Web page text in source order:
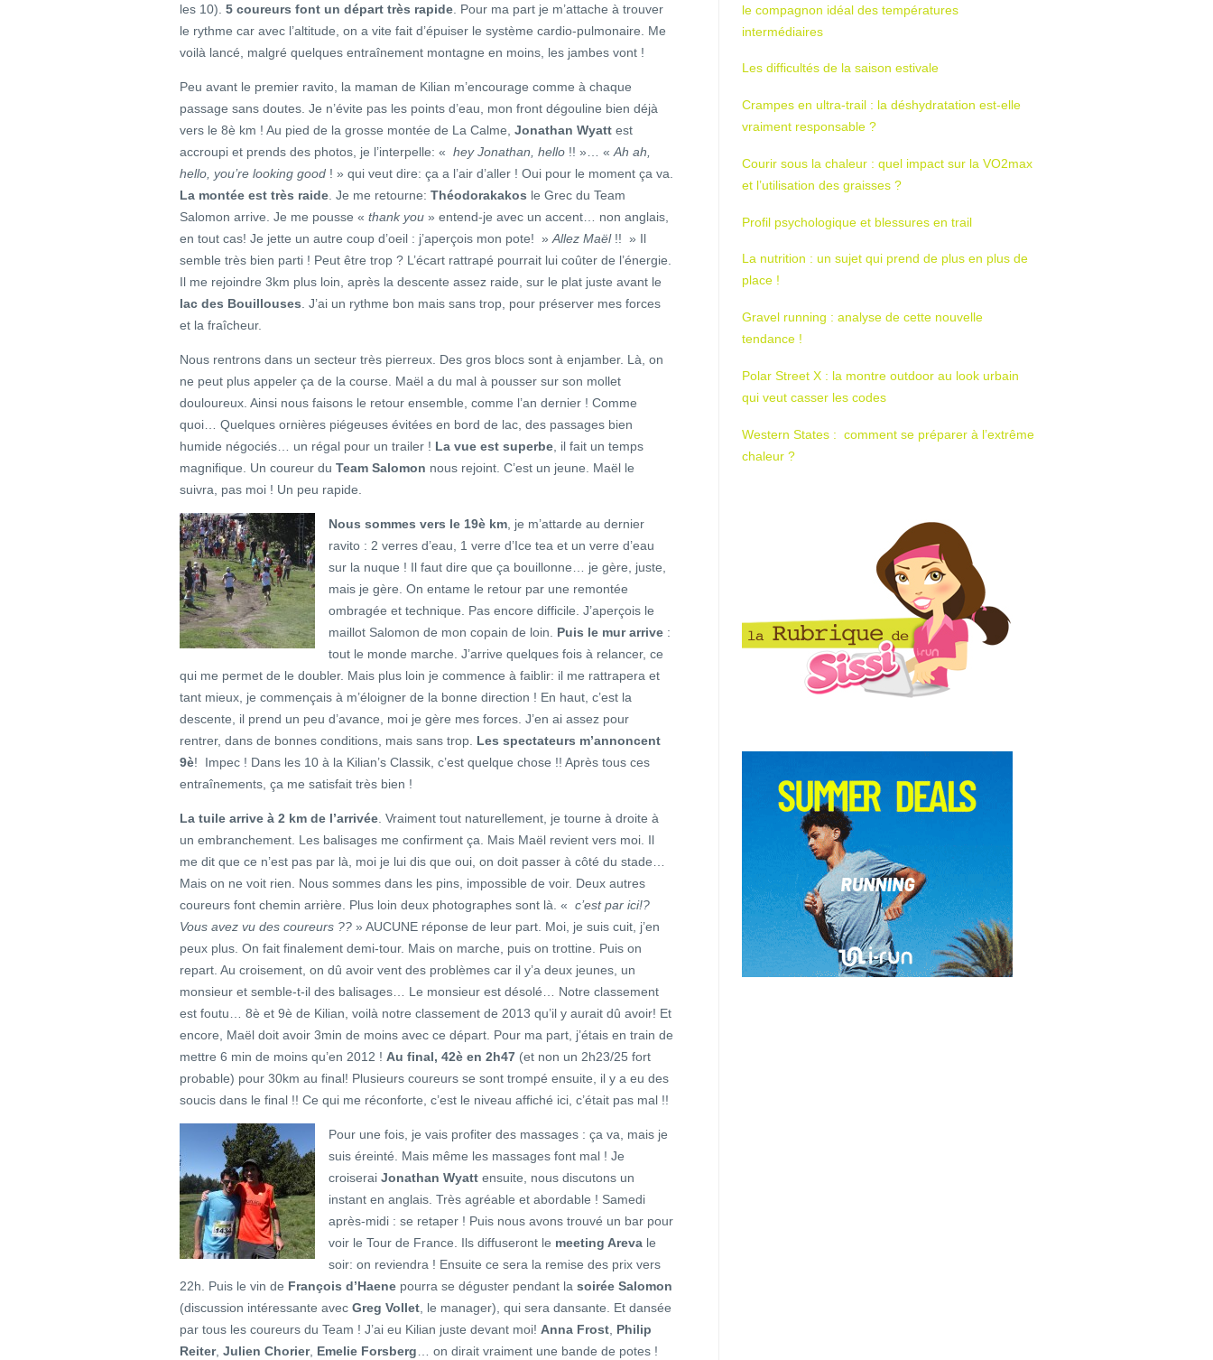
les 10). 5 coureurs font un départ très rapide . Pour ma part je m’attache à trouver
le rythme car avec l’altitude, on a vite fait d’épuiser le système cardio-pulmonaire. Me
voilà lancé, malgré quelques entraînement montagne en moins, les jambes vont !
Peu avant le premier ravito, la maman de Kilian m’encourage comme à chaque
passage sans doutes. Je n’évite pas les points d’eau, mon front dégouline bien déjà
vers le 8è km ! Au pied de la grosse montée de La Calme, Jonathan Wyatt est
accroupi et prends des photos, je l’interpelle: « hey Jonathan, hello !! »… « Ah ah,
hello, you’re looking good ! » qui veut dire: ça a l’air d’aller ! Oui pour le moment ça va.
La montée est très raide . Je me retourne: Théodorakakos le Grec du Team
Salomon arrive. Je me pousse « thank you » entend-je avec un accent… non anglais,
en tout cas! Je jette un autre coup d’oeil : j’aperçois mon pote! » Allez Maël !! » Il
semble très bien parti ! Peut être trop ? L’écart rattrapé pourrait lui coûter de l’énergie.
Il me rejoindre 3km plus loin, après la descente assez raide, sur le plat juste avant le
lac des Bouillouses . J’ai un rythme bon mais sans trop, pour préserver mes forces
et la fraîcheur.
Nous rentrons dans un secteur très pierreux. Des gros blocs sont à enjamber. Là, on
ne peut plus appeler ça de la course. Maël a du mal à pousser sur son mollet
douloureux. Ainsi nous faisons le retour ensemble, comme l’an dernier ! Comme
quoi… Quelques ornières piégeuses évitées en bord de lac, des passages bien
humide négociés… un régal pour un trailer ! La vue est superbe , il fait un temps
magnifique. Un coureur du Team Salomon nous rejoint. C’est un jeune. Maël le
suivra, pas moi ! Un peu rapide.
Nous sommes vers le 19è km , je m’attarde au dernier
ravito : 2 verres d’eau, 1 verre d’Ice tea et un verre d’eau
sur la nuque ! Il faut dire que ça bouillonne… je gère, juste,
mais je gère. On entame le retour par une remontée
ombragée et technique. Pas encore difficile. J’aperçois le
maillot Salomon de mon copain de loin. Puis le mur arrive :
tout le monde marche. J’arrive quelques fois à relancer, ce
qui me permet de le doubler. Mais plus loin je commence à faiblir: il me rattrapera et
tant mieux, je commençais à m’éloigner de la bonne direction ! En haut, c’est la
descente, il prend un peu d’avance, moi je gère mes forces. J’en ai assez pour
rentrer, dans de bonnes conditions, mais sans trop. Les spectateurs m’annoncent
9è! Impec ! Dans les 10 à la Kilian’s Classik, c’est quelque chose !! Après tous ces
entraînements, ça me satisfait très bien !
La tuile arrive à 2 km de l’arrivée . Vraiment tout naturellement, je tourne à droite à
un embranchement. Les balisages me confirment ça. Mais Maël revient vers moi. Il
me dit que ce n’est pas par là, moi je lui dis que oui, on doit passer à côté du stade…
Mais on ne voit rien. Nous sommes dans les pins, impossible de voir. Deux autres
coureurs font chemin arrière. Plus loin deux photographes sont là. « c’est par ici!?
Vous avez vu des coureurs ?? » AUCUNE réponse de leur part. Moi, je suis cuit, j’en
peux plus. On fait finalement demi-tour. Mais on marche, puis on trottine. Puis on
repart. Au croisement, on dû avoir vent des problèmes car il y’a deux jeunes, un
monsieur et semble-t-il des balisages… Le monsieur est désolé… Notre classement
est foutu… 8è et 9è de Kilian, voilà notre classement de 2013 qu’il y aurait dû avoir! Et
encore, Maël doit avoir 3min de moins avec ce départ. Pour ma part, j’étais en train de
mettre 6 min de moins qu’en 2012 ! Au final, 42è en 2h47 (et non un 2h23/25 fort
probable) pour 30km au final! Plusieurs coureurs se sont trompé ensuite, il y a eu des
soucis dans le final !! Ce qui me réconforte, c’est le niveau affiché ici, c’était pas mal !!
Pour une fois, je vais profiter des massages : ça va, mais je
suis éreinté. Mais même les massages font mal ! Je
croiserai Jonathan Wyatt ensuite, nous discutons un
instant en anglais. Très agréable et abordable ! Samedi
après-midi : se retaper ! Puis nous avons trouvé un bar pour
voir le Tour de France. Ils diffuseront le meeting Areva le
soir: on reviendra ! Ensuite ce sera la remise des prix vers
22h. Puis le vin de François d’Haene pourra se déguster pendant la soirée Salomon
(discussion intéressante avec Greg Vollet , le manager), qui sera dansante. Et dansée
par tous les coureurs du Team ! J’ai eu Kilian juste devant moi! Anna Frost Philip
Reiter, Julien Chorier, Emelie Forsberg … on dirait vraiment une bande de potes !
le compagnon idéal des températures
intermédiaires
Les difficultés de la saison estivale
Crampes en ultra-trail : la déshydratation est-elle
vraiment responsable ?
Courir sous la chaleur : quel impact sur la VO2max
et l’utilisation des graisses ?
Profil psychologique et blessures en trail
La nutrition : un sujet qui prend de plus en plus de
place !
Gravel running : analyse de cette nouvelle
tendance !
Polar Street X : la montre outdoor au look urbain
qui veut casser les codes
Western States : comment se préparer à l’extrême
chaleur ?